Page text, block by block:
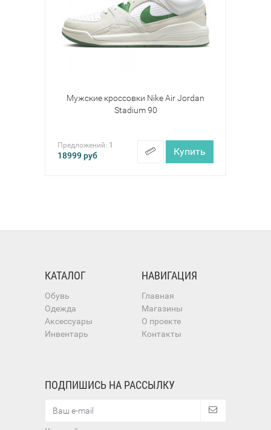
Мужские кроссовки Nike Air Jordan
Stadium 90
Предложений: 1
18999руб Купить
КАТАЛОГ
Обувь
Одежда
Аксессуары
Инвентарь
НАВИГАЦИЯ
Главная
Магазины
О проекте
Контакты
ПОДПИШИСЬ НА РАССЫЛКУ